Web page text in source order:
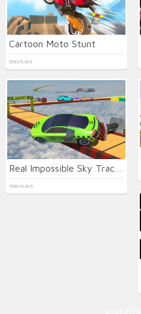
Cartoon Moto Stunt
5593 PLAYS
1690 PLAYS